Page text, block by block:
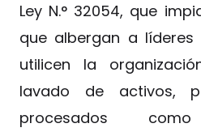
Ley N.° 32054, que
que albergan a
utilicen la
lavado de activos,
procesados como